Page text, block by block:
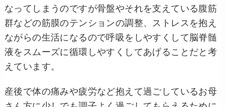
なってしまうのですが骨盤やそれを支えている腹筋
群などの筋膜のテンションの調整、ストレスを抱え
ながらの生活になるので呼吸をしやすくして脳脊髄
液をスムーズに循環しやすくしてあげることだと考
えています。
産後で体の痛みや疲労など抱えて過ごしているお母